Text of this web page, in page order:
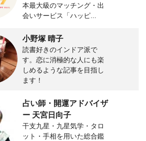
本最大級のマッチング・出
会いサービス「ハッピ...
小野塚 晴子
読書好きのインドア派で
す。恋に消極的な人にも楽
しめるような記事を目指し
ます！
占い師・開運アドバイザ
ー 天宮日向子
干支九星・九星気学・タロ
ット・手相を用いた総合鑑